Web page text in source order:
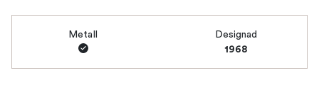
Metall Designad
1968